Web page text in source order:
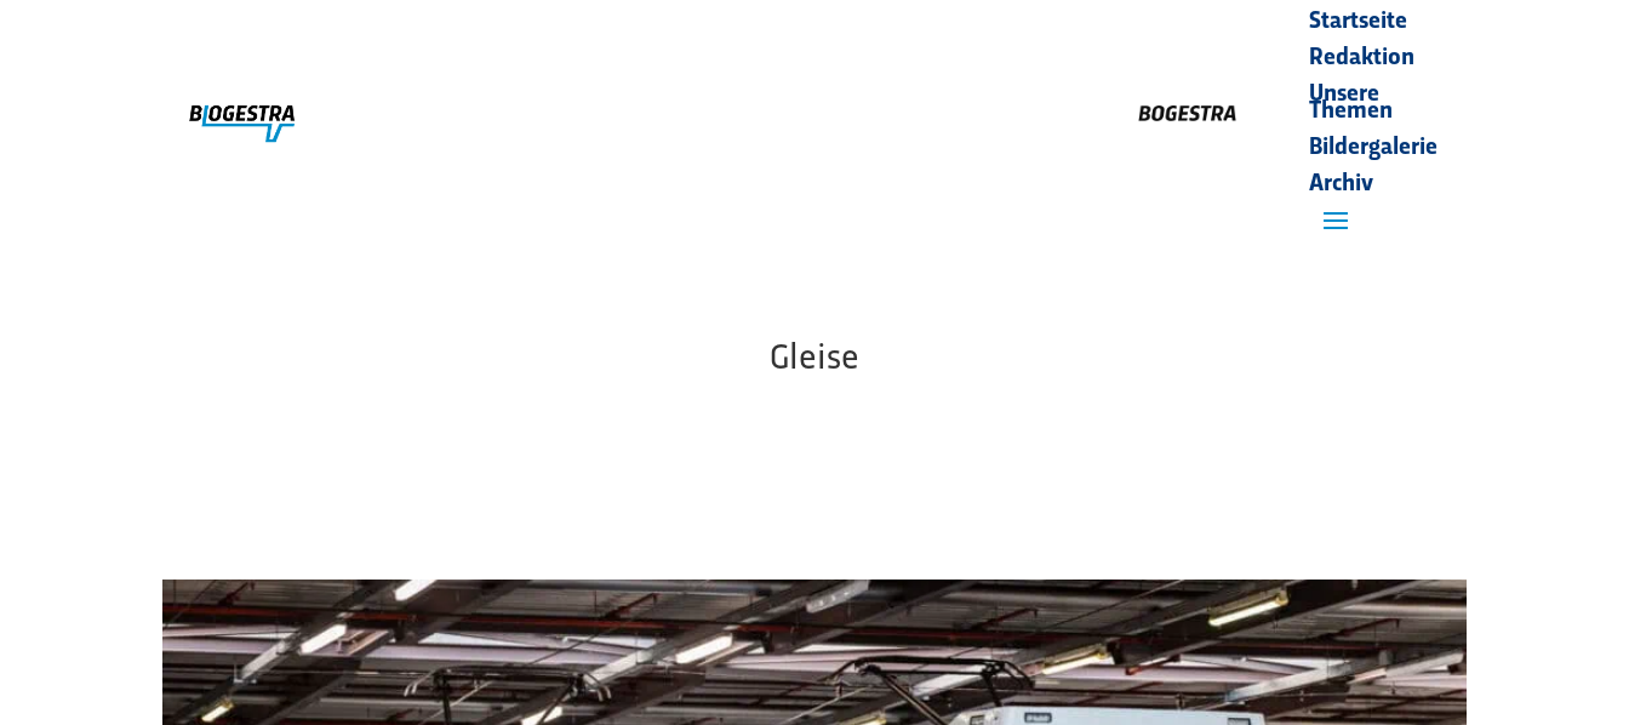
Startseite
Redaktion
Unsere
Themen
Bildergalerie
Archiv
Gleise